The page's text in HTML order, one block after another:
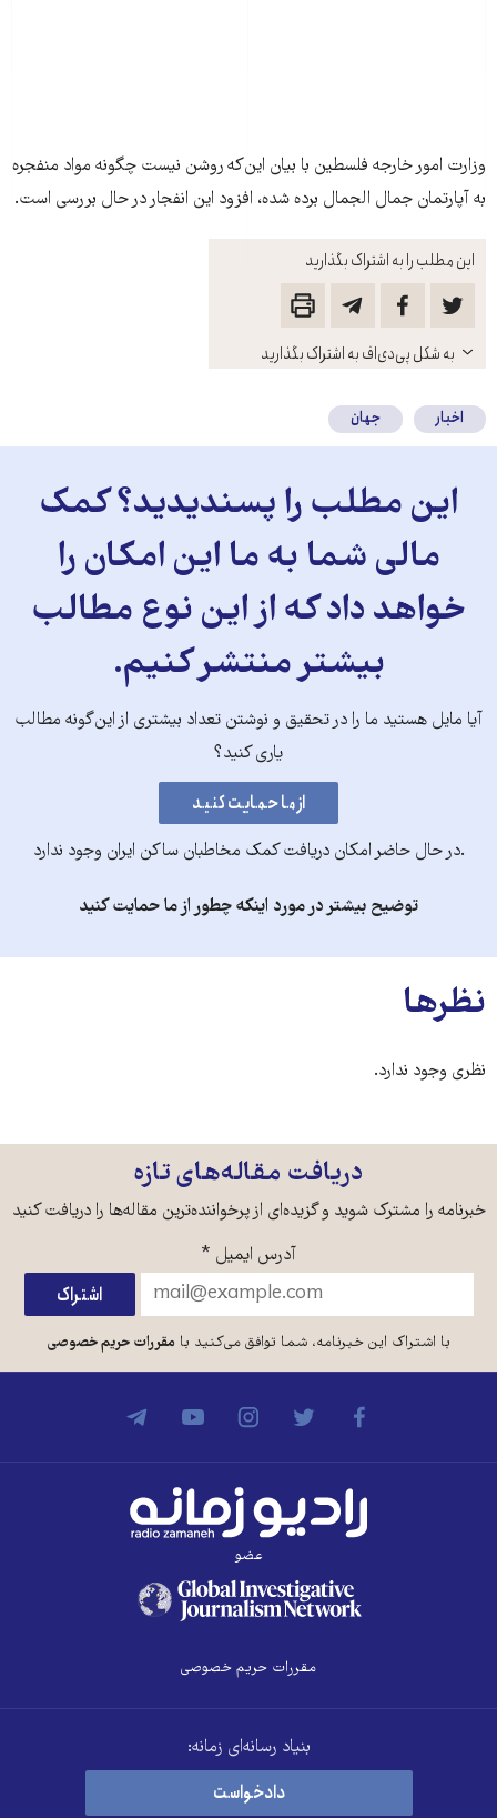
این مطلب را به اشتراک بگذارید
باز
کنید
به شکل پی‌دی‌اف به اشتراک بگذارید
وزارت امور خارجه فلسطين با بيان اين‌که روشن نيست چگونه مواد منفجره
به آپارتمان جمال الجمال برده شده، افزود اين انفجار در حال بررسی است.
اخبار جهان
این مطلب را پسندیدید؟ کمک
مالی شما به ما این امکان را
خواهد داد که از این نوع مطالب
بیشتر منتشر کنیم.
آیا مایل هستید ما را در تحقیق و نوشتن تعداد بیشتری از این‌گونه مطالب
یاری کنید؟
.در حال حاضر امکان دریافت کمک مخاطبان ساکن ایران وجود ندارد
توضیح بیشتر در مورد اینکه چطور از ما حمایت کنید
نظرها
نظری وجود ندارد.
دریافت مقاله‌های تازه
خبرنامه را مشترک شوید و گزیده‌ای از پرخواننده‌ترین مقاله‌ها را دریافت کنید
آدرس ایمیل *
با اشتراک این خبرنامه، شما توافق می‌کنید بامقررات حریم خصوصی
عضو
مقررات حریم خصوصی
بنیاد رسانه‌ای زمانه:
دادخواست